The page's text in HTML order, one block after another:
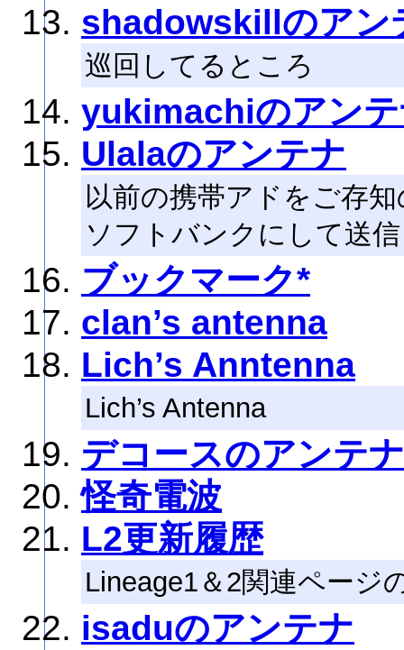
shadowskillのアン
巡回してるところ
yukimachiのアン
Ulalaのアンテナ
以前の携帯アドをご存
ソフトバンクにして送
ブックマーク*
clan’s antenna
Lich’s Anntenna
Lich’s Antenna
デコースのアンテナ
怪奇電波
L2更新履歴
Lineage1＆2関連ページ
isaduのアンテナ